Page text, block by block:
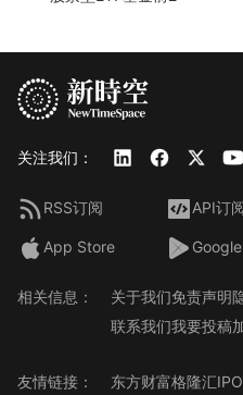
关注我们：
RSS订阅 API订
App Store
相关信息： 关于我们免责声明
联系我们我要投稿
友情链接： 东方财富格隆汇IPO